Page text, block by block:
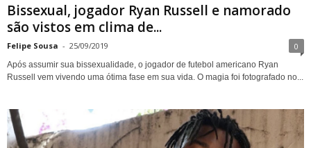
Bissexual, jogador Ryan Russell e namorado
são vistos em clima de...
Felipe Sousa - 25/09/2019 0
Após assumir sua bissexualidade, o jogador de futebol americano Ryan
Russell vem vivendo uma ótima fase em sua vida. O magia foi fotografado no...